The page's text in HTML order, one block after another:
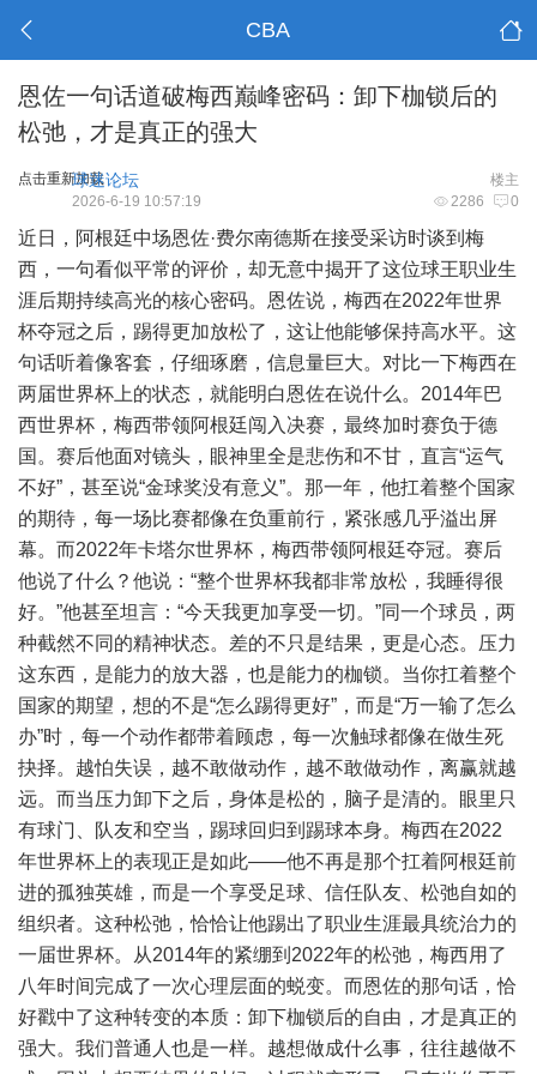
CBA
恩佐一句话道破梅西巅峰密码：卸下枷锁后的
松弛，才是真正的强大
点击重新加载 楼主
球迷论坛
2286 0
2026-6-19 10:57:19
近日，阿根廷中场恩佐·费尔南德斯在接受采访时谈到梅
西，一句看似平常的评价，却无意中揭开了这位球王职业生
涯后期持续高光的核心密码。恩佐说，梅西在2022年世界
杯夺冠之后，踢得更加放松了，这让他能够保持高水平。这
句话听着像客套，仔细琢磨，信息量巨大。对比一下梅西在
两届世界杯上的状态，就能明白恩佐在说什么。2014年巴
西世界杯，梅西带领阿根廷闯入决赛，最终加时赛负于德
国。赛后他面对镜头，眼神里全是悲伤和不甘，直言“运气
不好”，甚至说“金球奖没有意义”。那一年，他扛着整个国家
的期待，每一场比赛都像在负重前行，紧张感几乎溢出屏
幕。而2022年卡塔尔世界杯，梅西带领阿根廷夺冠。赛后
他说了什么？他说：“整个世界杯我都非常放松，我睡得很
好。”他甚至坦言：“今天我更加享受一切。”同一个球员，两
种截然不同的精神状态。差的不只是结果，更是心态。压力
这东西，是能力的放大器，也是能力的枷锁。当你扛着整个
国家的期望，想的不是“怎么踢得更好”，而是“万一输了怎么
办”时，每一个动作都带着顾虑，每一次触球都像在做生死
抉择。越怕失误，越不敢做动作，越不敢做动作，离赢就越
远。而当压力卸下之后，身体是松的，脑子是清的。眼里只
有球门、队友和空当，踢球回归到踢球本身。梅西在2022
年世界杯上的表现正是如此——他不再是那个扛着阿根廷前
进的孤独英雄，而是一个享受足球、信任队友、松弛自如的
组织者。这种松弛，恰恰让他踢出了职业生涯最具统治力的
一届世界杯。从2014年的紧绷到2022年的松弛，梅西用了
八年时间完成了一次心理层面的蜕变。而恩佐的那句话，恰
好戳中了这种转变的本质：卸下枷锁后的自由，才是真正的
强大。我们普通人也是一样。越想做成什么事，往往越做不